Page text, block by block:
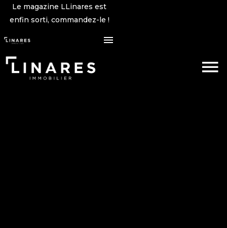
Le magazine LLinares est
enfin sorti, commandez-le !